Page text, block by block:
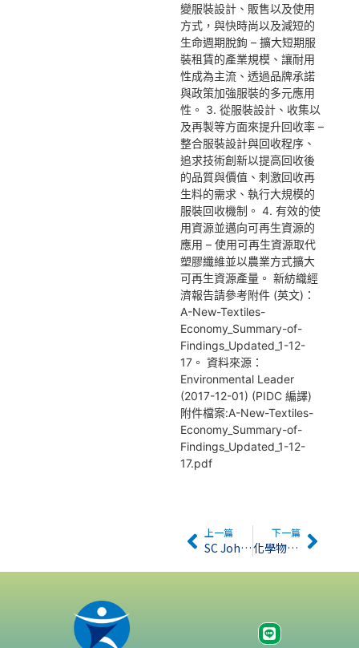
變服裝設計、販售以及使用
方式，與快時尚以及減短的
生命週期脫鉤 – 擴大短期服
裝租賃的產業規模、讓耐用
性成為主流、透過品牌承諾
與政策加強服裝的多元應用
性。 3. 從服裝設計、收集以
及再製等方面來提升回收率 –
整合服裝設計與回收程序、
追求技術創新以提高回收後
的品質與價值、刺激回收再
生料的需求、執行大規模的
服裝回收機制。 4. 有效的使
用資源並邁向可再生資源的
應用 – 使用可再生資源取代
塑膠纖維並以農業方式擴大
可再生資源產量。 新紡織經
濟報告請參考附件 (英文)：
A-New-Textiles-
Economy_Summary-of-
Findings_Updated_1-12-
17。 資料來源：
Environmental Leader
(2017-12-01) (PIDC 編譯)
附件檔案:A-New-Textiles-
Economy_Summary-of-
Findings_Updated_1-12-
17.pdf
上一篇
SC Johnson於網站揭露產品中添加的皮膚過敏原
下一篇
化學物質仍然是歐盟第二大產品風險